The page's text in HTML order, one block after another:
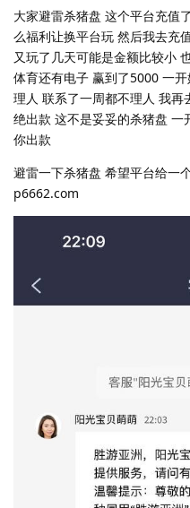
大家避雷杀猪盘 这个平台充值
么福利让换平台玩 然后我去充
又玩了几天可能是金额比较小
体育还有电子 赢到了5000 一
理人 联系了一周都不理人 我
绝出款 这不是妥妥的杀猪盘
你出款
避雷一下杀猪盘 希望平台给一
p6662.com